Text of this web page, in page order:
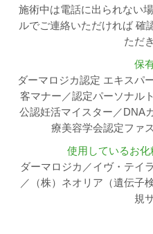
施術中は電話に出られない
ルでご連絡いただければ 確
ただ
保
ダーマロジカ認定 エキスパ
客マナー／認定パーソナル
公認妊活マイスター／DNA
療美容学会認定ファ
使用しているお化
ダーマロジカ／イヴ・テイ
／（株）ネオリア（遺伝子
規